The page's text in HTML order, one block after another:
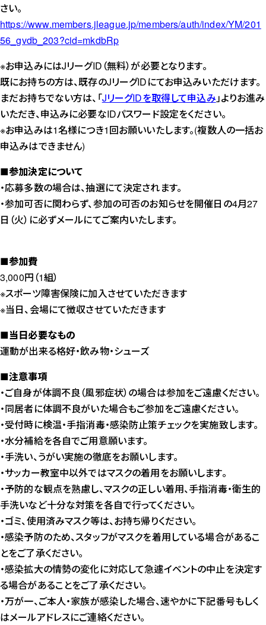
さい。
https://www.members.jleague.jp/members/auth/index/YM/201
56_gvdb_203?cid=mkdbRp
※お申込みにはJリーグID（無料）が必要となります。
既にお持ちの方は、既存のJリーグIDにてお申込みいただけます。
まだお持ちでない方は、「JリーグIDを取得して申込み」よりお進み
いただき、申込みに必要なIDパスワード設定をください。
※お申込みは1名様につき1回お願いいたします。(複数人の一括お
申込みはできません)
■参加決定について
・応募多数の場合は、抽選にて決定されます。
・参加可否に関わらず、参加の可否のお知らせを開催日の4月27
日（火）に必ずメールにてご案内いたします。
■参加費
3,000円（1組）
※スポーツ障害保険に加入させていただきます
※当日、会場にて徴収させていただきます
■当日必要なもの
運動が出来る格好・飲み物・シューズ
■注意事項
・ご自身が体調不良（風邪症状）の場合は参加をご遠慮ください。
・同居者に体調不良がいた場合もご参加をご遠慮ください。
・受付時に検温・手指消毒・感染防止策チェックを実施致します。
・水分補給を各自でご用意願います。
・手洗い、うがい実施の徹底をお願いします。
・サッカー教室中以外ではマスクの着用をお願いします。
・予防的な観点を熟慮し、マスクの正しい着用、手指消毒・衛生的
手洗いなど十分な対策を各自で行ってください。
・ゴミ、使用済みマスク等は、お持ち帰りください。
・感染予防のため、スタッフがマスクを着用している場合があるこ
とをご了承ください。
・感染拡大の情勢の変化に対応して急遽イベントの中止を決定す
る場合があることをご了承ください。
・万が一、ご本人・家族が感染した場合、速やかに下記番号もしく
はメールアドレスにご連絡ください。